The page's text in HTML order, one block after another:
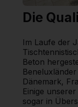
Die
Im Laufe der
Beton
Dänemark,
Einige
sogar in